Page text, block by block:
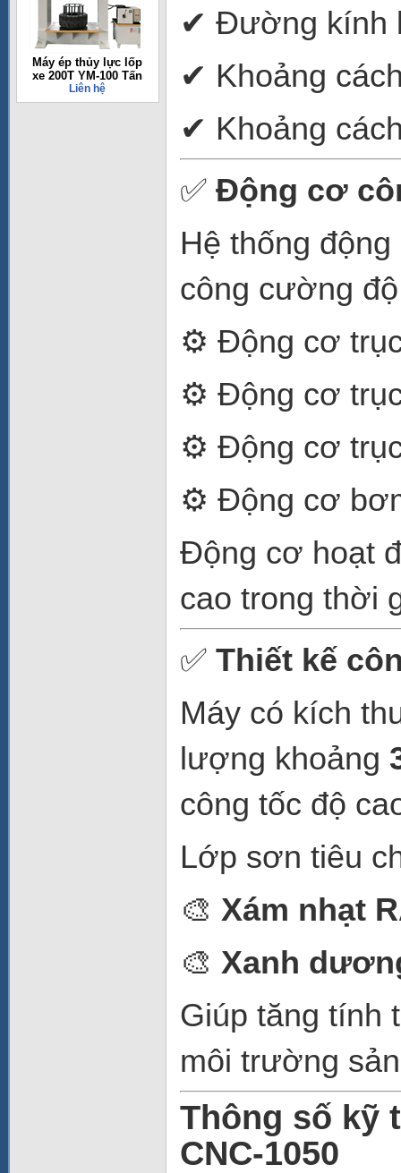
Máy ép thủy lực lốp
xe 200T YM-100 Tấn
Liên hệ
✔ Đường kính
✔ Khoảng
✔ Khoảng
✅ Động cơ
Hệ thống
công cường
⚙ Động cơ
⚙ Động cơ
⚙ Động cơ
⚙ Động cơ
Động cơ hoạt
cao trong thời
✅ Thiết kế
Máy có kích
lượng khoảng
công tốc độ
Lớp sơn tiêu
🎨 Xám nhạt
🎨 Xanh
Giúp tăng tính
môi trường
Thông số kỹ
CNC-1050